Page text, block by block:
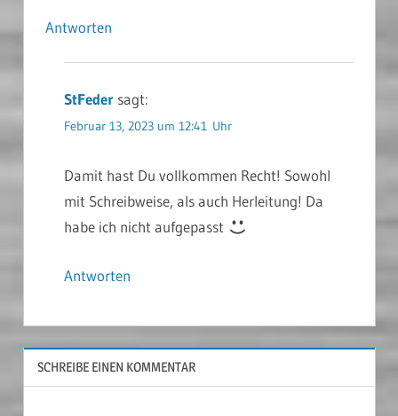
Antworten
StFeder sagt:
Februar 13, 2023 um 12:41 Uhr
Damit hast Du vollkommen Recht! Sowohl
mit Schreibweise, als auch Herleitung! Da
habe ich nicht aufgepasst
Antworten
SCHREIBE EINEN KOMMENTAR